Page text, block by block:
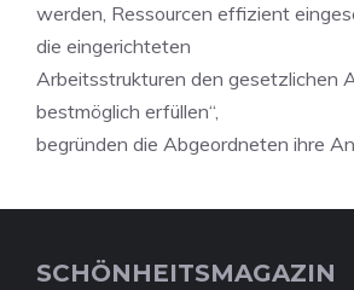
werden, Ressourcen effizient
die eingerichteten
Arbeitsstrukturen den gesetzlichen
bestmöglich erfüllen“,
begründen die Abgeordneten ihre
SCHÖNHEITSMAGAZIN